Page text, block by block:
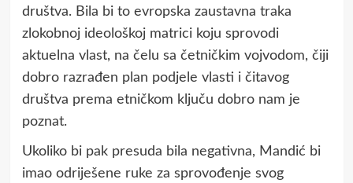
društva. Bila bi to evropska zaustavna traka
zlokobnoj ideološkoj matrici koju sprovodi
aktuelna vlast, na čelu sa četničkim vojvodom, čiji
dobro razrađen plan podjele vlasti i čitavog
društva prema etničkom ključu dobro nam je
poznat.
Ukoliko bi pak presuda bila negativna, Mandić bi
imao odriješene ruke za sprovođenje svog